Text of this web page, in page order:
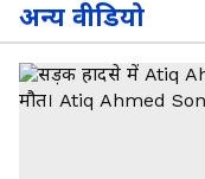
अन्य वीडियो